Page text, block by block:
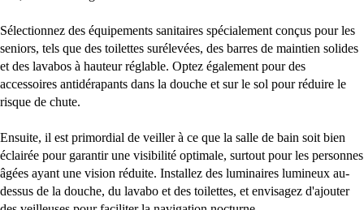
Sélectionnez des équipements sanitaires spécialement conçus pour les
seniors, tels que des toilettes surélevées, des barres de maintien solides
et des lavabos à hauteur réglable. Optez également pour des
accessoires antidérapants dans la douche et sur le sol pour réduire le
risque de chute.
Ensuite, il est primordial de veiller à ce que la salle de bain soit bien
éclairée pour garantir une visibilité optimale, surtout pour les personnes
âgées ayant une vision réduite. Installez des luminaires lumineux au-
dessus de la douche, du lavabo et des toilettes, et envisagez d'ajouter